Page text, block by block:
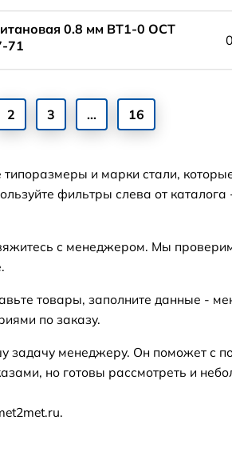
0.8 мм ВТ1-0 ОСТ
71
2 3 ... 16
и марки стали,
фильтры слева от
с менеджером. Мы
товары, заполните данные -
по заказу.
задачу менеджеру. Он поможет с
но готовы рассмотреть и